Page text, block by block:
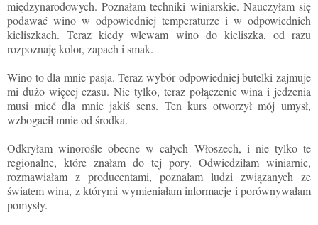
międzynarodowych. Poznałam techniki winiarskie. Nauczyłam się
podawać wino w odpowiedniej temperaturze i w odpowiednich
kieliszkach. Teraz kiedy wlewam wino do kieliszka, od razu
rozpoznaję kolor, zapach i smak.
Wino to dla mnie pasja. Teraz wybór odpowiedniej butelki zajmuje
mi dużo więcej czasu. Nie tylko, teraz połączenie wina i jedzenia
musi mieć dla mnie jakiś sens. Ten kurs otworzył mój umysł,
wzbogacił mnie od środka.
Odkryłam winorośle obecne w całych Włoszech, i nie tylko te
regionalne, które znałam do tej pory. Odwiedziłam winiarnie,
rozmawiałam z producentami, poznałam ludzi związanych ze
światem wina, z którymi wymieniałam informacje i porównywałam
pomysły.